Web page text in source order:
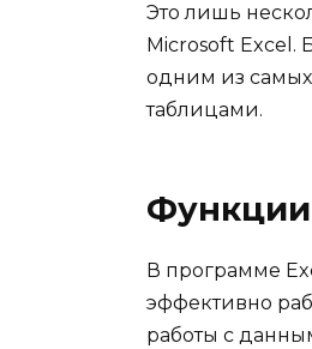
Это лишь
Microsoft Excel.
одним из
таблицами.
В программе
эффективно
работы с